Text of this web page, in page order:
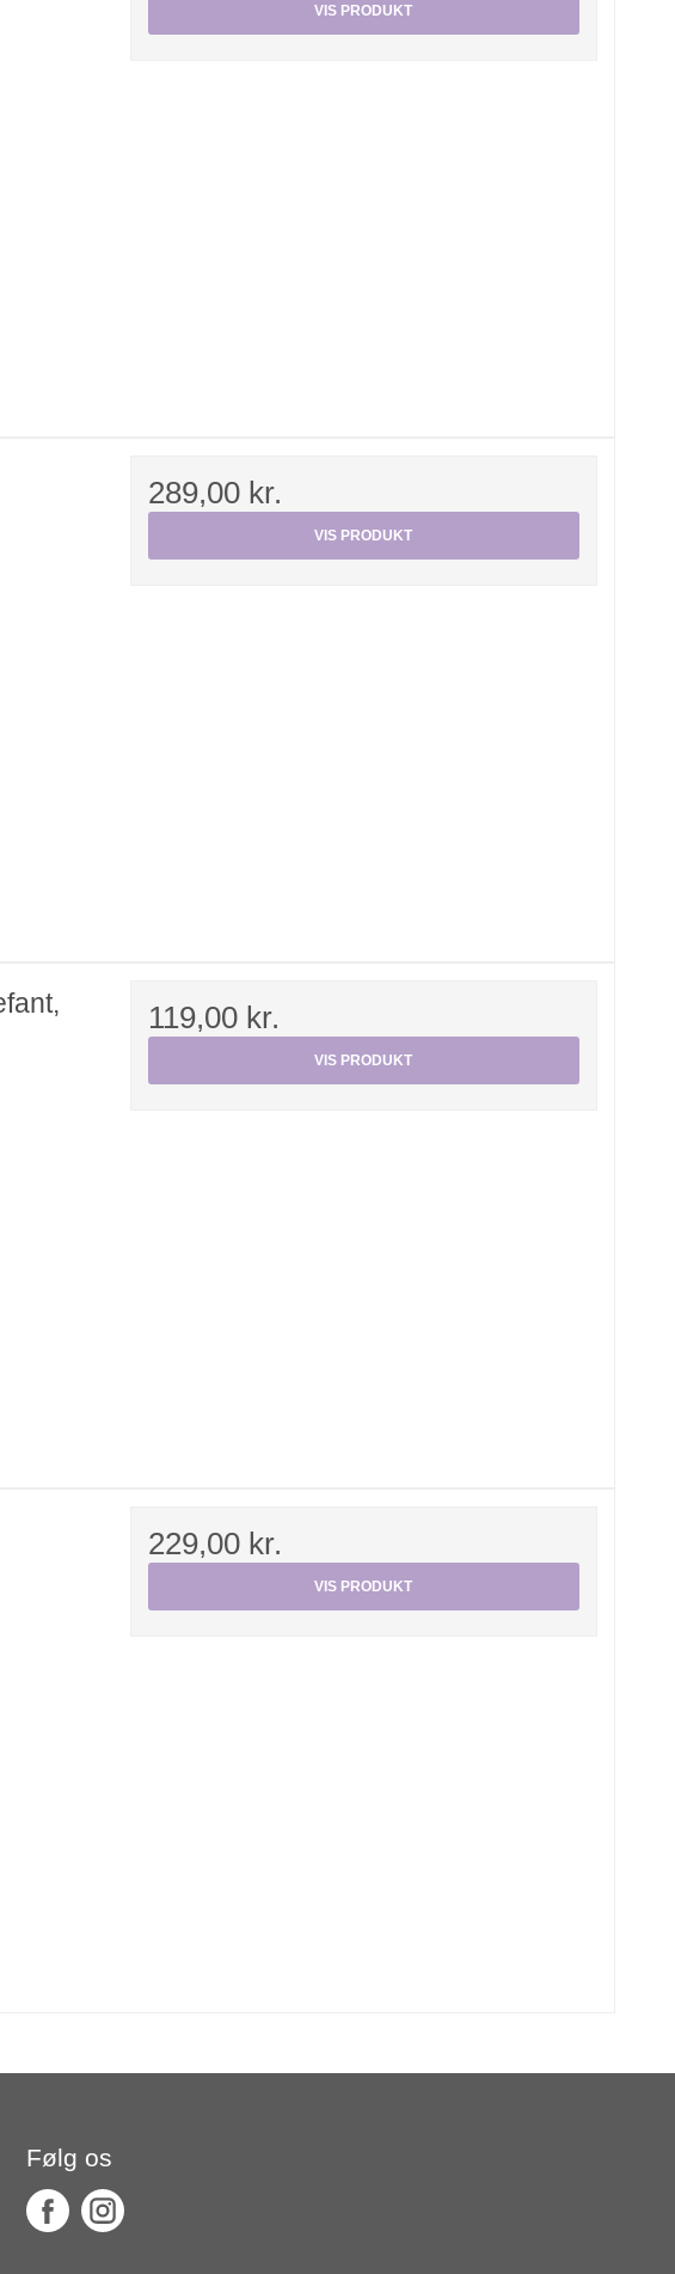
VIS PRODUKT
289,00 kr.
VIS PRODUKT
119,00 kr.
VIS PRODUKT
229,00 kr.
VIS PRODUKT
Følg os